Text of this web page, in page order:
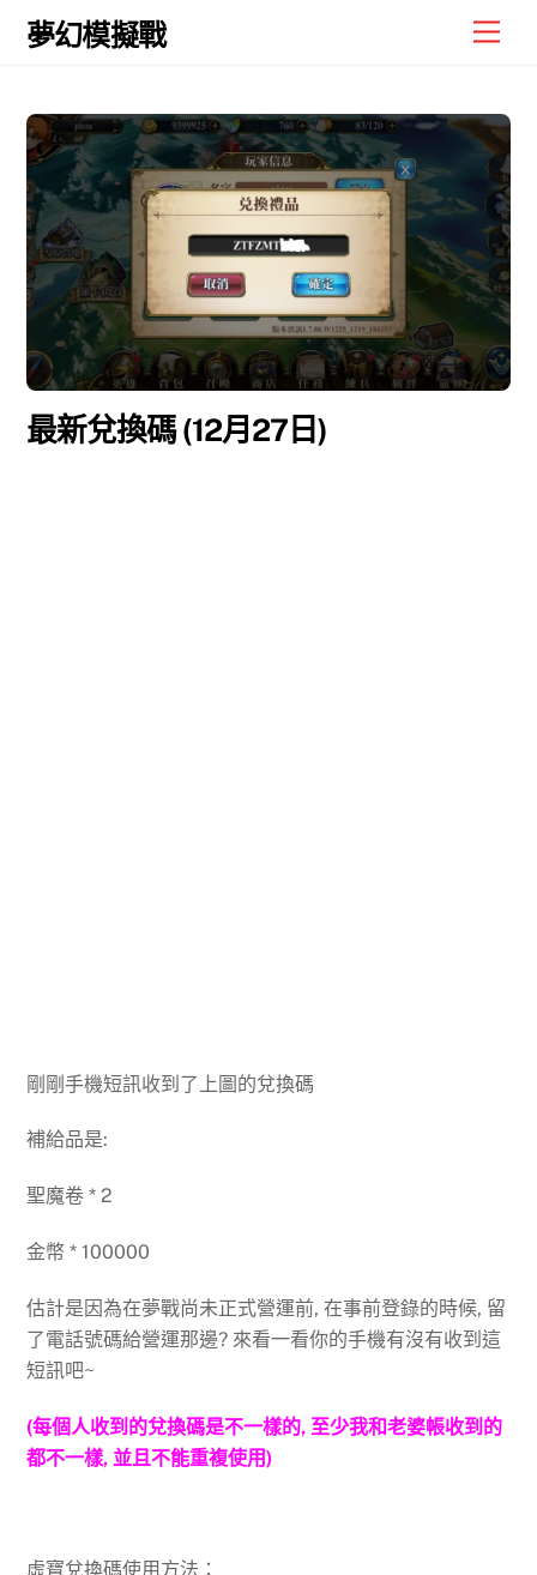
Skip
夢幻模擬戰
最新兌換碼 (12月27日)
剛剛手機短訊收到了上圖的兌換碼
補給品是:
聖魔卷 * 2
金幣 * 100000
估計是因為在夢戰尚未正式營運前, 在事前登錄的時候, 留
了電話號碼給營運那邊? 來看一看你的手機有沒有收到這
短訊吧~
(每個人收到的兌換碼是不一樣的, 至少我和老婆帳收到的
都不一樣, 並且不能重複使用)
虛寶兌換碼使用方法：